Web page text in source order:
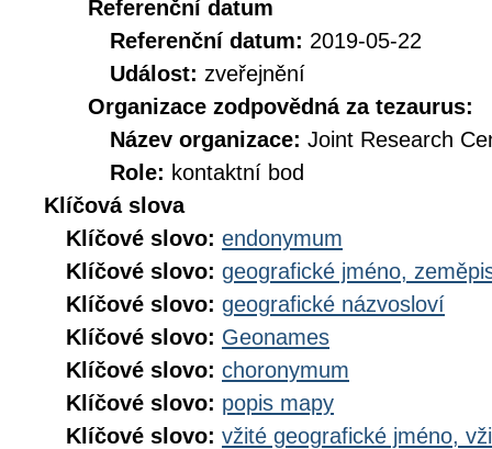
Referenční datum
Referenční datum: 2019-05-22
Událost: zveřejnění
Organizace zodpovědná za tezaurus:
Název organizace: Joint Research
Role: kontaktní bod
Klíčová slova
Klíčové slovo: endonymum
Klíčové slovo: geografické jméno,
Klíčové slovo: geografické názvosloví
Klíčové slovo: Geonames
Klíčové slovo: choronymum
Klíčové slovo: popis mapy
Klíčové slovo: vžité geografické jméno,